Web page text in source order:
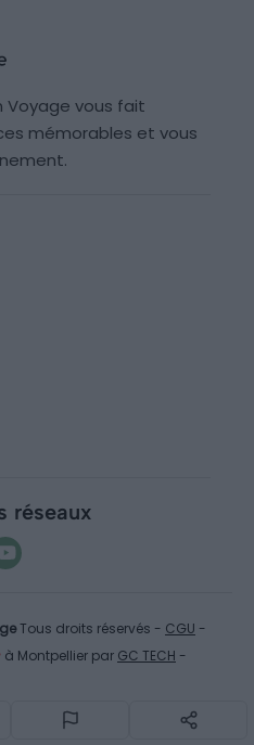
Voyage vous fait
mémorables et vous
réseaux
Tous droits réservés - CGU -
à Montpellier par GC TECH -